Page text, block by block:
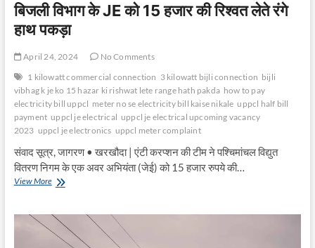
बिजली विभाग के JE को 15 हजार की रिश्वत लेते रंगे
हाथ पकड़ा
April 24, 2024
No Comments
1 kilowatt commercial connection 3 kilowatt bijli connection bijli
vibhag k je ko 15 hazar ki rishwat lete range hath pakda how to pay
electricity bill uppcl meter no se electricity bill kaise nikale uppcl half bill
payment uppcl je electrical uppcl je electrical upcoming vacancy
2023 uppcl je electronics uppcl meter complaint
संवाद सूत्र, जागरण • खरखौदा | एंटी करप्शन की टीम ने पश्चिमांचल विद्युत
वितरण निगम के एक अवर अभियंता (जेई) को 15 हजार रुपये की…
View Moreबिजली
JE
को